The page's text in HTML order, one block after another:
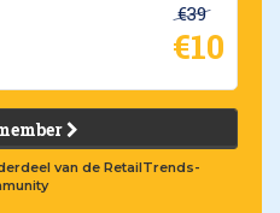
€39
€10
van de RetailTrends-